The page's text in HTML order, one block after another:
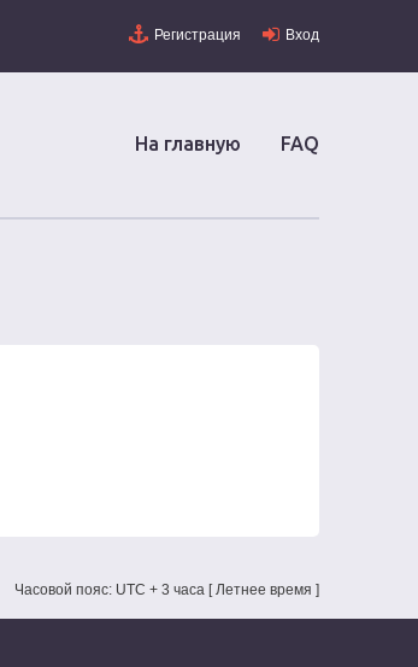
Регистрация Вход
На главную FAQ
Часовой пояс: UTC + 3 часа [ Летнее время ]